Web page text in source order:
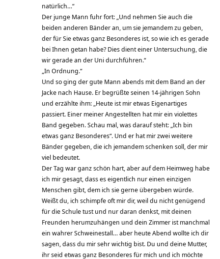
natürlich…“
Der junge Mann fuhr fort: „Und nehmen Sie auch die
beiden anderen Bänder an, um sie jemandem zu geben,
der für Sie etwas ganz Besonderes ist, so wie ich es gerade
bei Ihnen getan habe? Dies dient einer Untersuchung, die
wir gerade an der Uni durchführen.“
„In Ordnung.“
Und so ging der gute Mann abends mit dem Band an der
Jacke nach Hause. Er begrüßte seinen 14-jährigen Sohn
und erzählte ihm: „Heute ist mir etwas Eigenartiges
passiert. Einer meiner Angestellten hat mir ein violettes
Band gegeben. Schau mal, was darauf steht: „Ich bin
etwas ganz Besonderes“. Und er hat mir zwei weitere
Bänder gegeben, die ich jemandem schenken soll, der mir
viel bedeutet.
Der Tag war ganz schön hart, aber auf dem Heimweg habe
ich mir gesagt, dass es eigentlich nur einen einzigen
Menschen gibt, dem ich sie gerne übergeben würde.
Weißt du, ich schimpfe oft mir dir, weil du nicht genügend
für die Schule tust und nur daran denkst, mit deinen
Freunden herumzuhängen und dein Zimmer ist manchmal
ein wahrer Schweinestall… aber heute Abend wollte ich dir
sagen, dass du mir sehr wichtig bist. Du und deine Mutter,
ihr seid etwas ganz Besonderes für mich und ich möchte